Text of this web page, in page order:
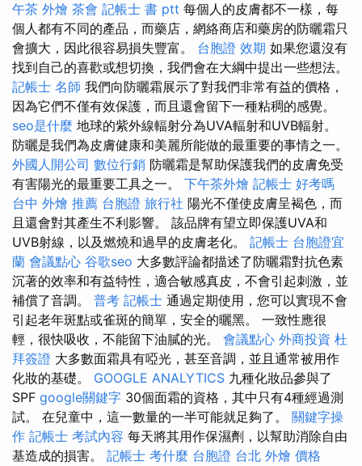
午茶 外燴 茶會 記帳士 書 ptt 每個人的皮膚都不一樣，每
個人都有不同的產品，而藥店，網絡商店和藥房的防曬霜只
會擴大，因此很容易損失豐富。 台胞證 效期 如果您還沒有
找到自己的喜歡或想切換，我們會在大綱中提出一些想法。
記帳士 名師 我們向防曬霜展示了對我們非常有益的價格，
因為它們不僅有效保護，而且還會留下一種粘稠的感覺。
seo是什麼 地球的紫外線輻射分為UVA輻射和UVB輻射。
防曬是我們為皮膚健康和美麗所能做的最重要的事情之一。
外國人開公司 數位行銷 防曬霜是幫助保護我們的皮膚免受
有害陽光的最重要工具之一。 下午茶外燴 記帳士 好考嗎
台中 外燴 推薦 台胞證 旅行社 陽光不僅使皮膚呈褐色，而
且還會對其產生不利影響。 該品牌有望立即保護UVA和
UVB射線，以及燃燒和過早的皮膚老化。 記帳士 台胞證宜
蘭 會議點心 谷歌seo 大多數評論都描述了防曬霜對抗色素
沉著的效率和有益特性，適合敏感真皮，不會引起刺激，並
補償了音調。 普考 記帳士 通過定期使用，您可以實現不會
引起老年斑點或雀斑的簡單，安全的曬黑。 一致性應很
輕，很快吸收，不能留下油膩的光。 會議點心 外商投資 杜
拜簽證 大多數面霜具有啞光，甚至音調，並且通常被用作
化妝的基礎。 GOOGLE ANALYTICS 九種化妝品參與了
SPF google關鍵字 30個面霜的資格，其中只有4種經過測
試。 在兒童中，這一數量的一半可能就足夠了。 關鍵字操
作 記帳士 考試內容 每天將其用作保濕劑，以幫助消除自由
基造成的損害。 記帳士 考什麼 台胞證 台北 外燴 價格